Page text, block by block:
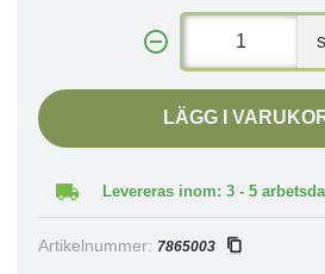
LÄGG I
Levereras inom: 3 - 5
Artikelnummer: 7865003